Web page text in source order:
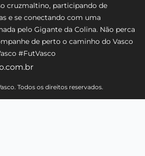
cruzmaltino, participando de
e se conectando com uma
pelo Gigante da Colina. Não perca
de perto o caminho do Vasco
#FutVasco
Todos os direitos reservados.